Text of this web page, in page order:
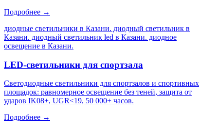
Подробнее →
диодные светильники в Казани. диодный светильник в
Казани. диодный светильник led в Казани. диодное
освещение в Казани.
LED-светильники для спортзала
Светодиодные светильники для спортзалов и спортивных
площадок: равномерное освещение без теней, защита от
ударов IK08+, UGR<19, 50 000+ часов.
Подробнее →